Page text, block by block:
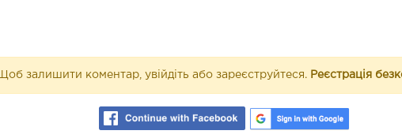
Щоб залишити коментар, увійдіть або зареєструйтеся. Реєстрація